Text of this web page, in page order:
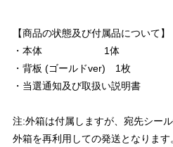
【商品の状態及び付属品について】
・本体 1体
・背板 (ゴールドver) 1枚
・当選通知及び取扱い説明書
注:外箱は付属しますが、宛先シー
外箱を再利用しての発送となります